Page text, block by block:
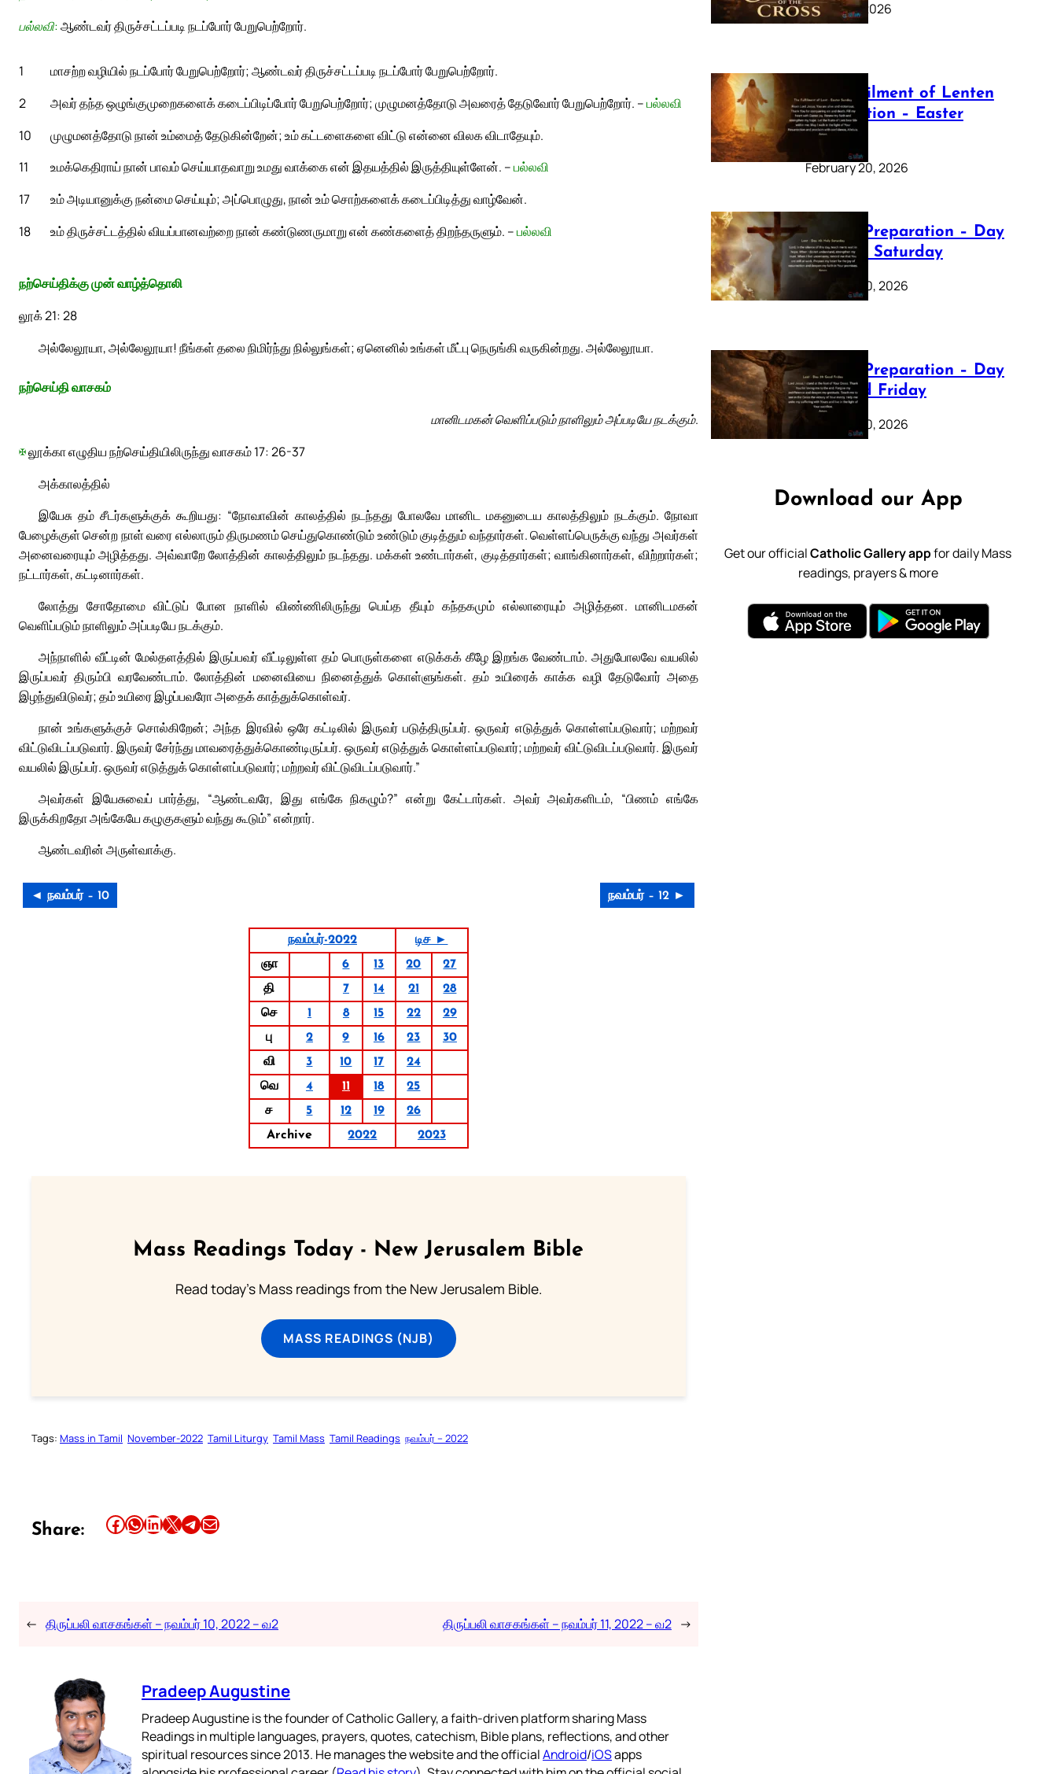
பல்லவி:ஆண்டவர் திருச்சட்டப்படி நடப்போர் பேறுபெற்றோர்.
1
மாசற்ற வழியில் நடப்போர் பேறுபெற்றோர்; ஆண்டவர் திருச்சட்டப்படி நடப்போர் பேறுபெற்றோர்.
2
அவர் தந்த ஒழுங்குமுறைகளைக் கடைப்பிடிப்போர் பேறுபெற்றோர்; முழுமனத்தோடு அவரைத் தேடுவோர் பேறுபெற்றோர். –பல்லவி
10
முழுமனத்தோடு நான் உம்மைத் தேடுகின்றேன்; உம் கட்டளைகளை விட்டு என்னை விலக விடாதேயும்.
11
உமக்கெதிராய் நான் பாவம் செய்யாதவாறு உமது வாக்கை என் இதயத்தில் இருத்தியுள்ளேன். –பல்லவி
17
உம் அடியானுக்கு நன்மை செய்யும்; அப்பொழுது, நான் உம் சொற்களைக் கடைப்பிடித்து வாழ்வேன்.
18
உம் திருச்சட்டத்தில் வியப்பானவற்றை நான் கண்டுணருமாறு என் கண்களைத் திறந்தருளும். –பல்லவி
நற்செய்திக்கு முன் வாழ்த்தொலி
லூக் 21: 28
அல்லேலூயா, அல்லேலூயா! நீங்கள் தலை நிமிர்ந்து நில்லுங்கள்; ஏனெனில் உங்கள் மீட்பு நெருங்கி வருகின்றது. அல்லேலூயா.
நற்செய்தி வாசகம்
மானிடமகன் வெளிப்படும் நாளிலும் அப்படியே நடக்கும்.
✠லூக்கா எழுதிய நற்செய்தியிலிருந்து வாசகம் 17: 26-37
அக்காலத்தில்
இயேசு தம் சீடர்களுக்குக் கூறியது: “நோவாவின் காலத்தில் நடந்தது போலவே மானிட மகனுடைய காலத்திலும் நடக்கும். நோவா
பேழைக்குள் சென்ற நாள் வரை எல்லாரும் திருமணம் செய்துகொண்டும் உண்டும் குடித்தும் வந்தார்கள். வெள்ளப்பெருக்கு வந்து அவர்கள்
அனைவரையும் அழித்தது. அவ்வாறே லோத்தின் காலத்திலும் நடந்தது. மக்கள் உண்டார்கள், குடித்தார்கள்; வாங்கினார்கள், விற்றார்கள்;
நட்டார்கள், கட்டினார்கள்.
லோத்து சோதோமை விட்டுப் போன நாளில் விண்ணிலிருந்து பெய்த தீயும் கந்தகமும் எல்லாரையும் அழித்தன. மானிடமகன்
வெளிப்படும் நாளிலும் அப்படியே நடக்கும்.
அந்நாளில் வீட்டின் மேல்தளத்தில் இருப்பவர் வீட்டிலுள்ள தம் பொருள்களை எடுக்கக் கீழே இறங்க வேண்டாம். அதுபோலவே வயலில்
இருப்பவர் திரும்பி வரவேண்டாம். லோத்தின் மனைவியை நினைத்துக் கொள்ளுங்கள். தம் உயிரைக் காக்க வழி தேடுவோர் அதை
இழந்துவிடுவர்; தம் உயிரை இழப்பவரோ அதைக் காத்துக்கொள்வர்.
நான் உங்களுக்குச் சொல்கிறேன்; அந்த இரவில் ஒரே கட்டிலில் இருவர் படுத்திருப்பர். ஒருவர் எடுத்துக் கொள்ளப்படுவார்; மற்றவர்
விட்டுவிடப்படுவார். இருவர் சேர்ந்து மாவரைத்துக்கொண்டிருப்பர். ஒருவர் எடுத்துக் கொள்ளப்படுவார்; மற்றவர் விட்டுவிடப்படுவார். இருவர்
வயலில் இருப்பர். ஒருவர் எடுத்துக் கொள்ளப்படுவார்; மற்றவர் விட்டுவிடப்படுவார்.”
அவர்கள் இயேசுவைப் பார்த்து, “ஆண்டவரே, இது எங்கே நிகழும்?” என்று கேட்டார்கள். அவர் அவர்களிடம், “பிணம் எங்கே
இருக்கிறதோ அங்கேயே கழுகுகளும் வந்து கூடும்” என்றார்.
ஆண்டவரின் அருள்வாக்கு.
◄ நவம்பர் – 10 நவம்பர் – 12 ►
நவம்பர்-2022
டிச ►
ஞா
6 13 20
27
தி
7 14 21
28
செ
1 8 15 22
29
பு
2 9 16 23
30
வி
3 10 17
24
வெ
4 11 18
25
ச
5 12 19
26
Archive
2022 2023
Mass Readings Today - New Jerusalem Bible
Read today's Mass readings from the New Jerusalem Bible.
MASS READINGS (NJB)
Tags: Mass in Tamil November-2022 Tamil Liturgy Tamil Mass Tamil Readings நவம்பர் – 2022
Share: Share this article on Facebook Share this article on WhatsApp Share this article on LinkedIn Share this article on X Share this article on TelegramEmail this Article
← திருப்பலி வாசகங்கள் – நவம்பர் 10, 2022 – வ2 திருப்பலி வாசகங்கள் – நவம்பர் 11, 2022 – வ2 →
Pradeep Augustine
Pradeep Augustine is the founder of Catholic Gallery, a faith-driven platform sharing Mass
Readings in multiple languages, prayers, quotes, catechism, Bible plans, reflections, and other
spiritual resources since 2013. He manages the website and the officialAndroid/iOSapps
March 16, 2026
The Fulfilment of Lenten
Preparation – Easter
Sunday
February 20, 2026
Lenten Preparation – Day
40: Holy Saturday
February 20, 2026
Lenten Preparation – Day
39: Good Friday
February 20, 2026
Download our App
Get our officialCatholic Gallery appfor daily Mass
readings, prayers & more